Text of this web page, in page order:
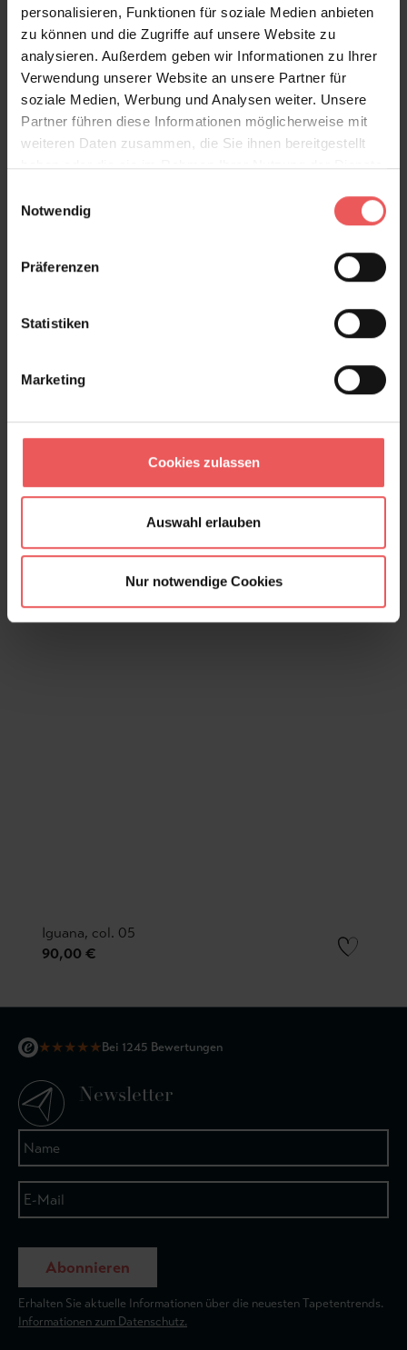
personalisieren, Funktionen für soziale Medien anbieten
zu können und die Zugriffe auf unsere Website zu
analysieren. Außerdem geben wir Informationen zu Ihrer
Verwendung unserer Website an unsere Partner für
soziale Medien, Werbung und Analysen weiter. Unsere
Partner führen diese Informationen möglicherweise mit
weiteren Daten zusammen, die Sie ihnen bereitgestellt
haben oder die sie im Rahmen Ihrer Nutzung der Dienste
Notwendig
Präferenzen
Statistiken
Marketing
Cookies zulassen
Auswahl erlauben
Nur notwendige Cookies
Produktgalerie überspringen
Varianten
113,00 €
Iguana, col. 05
90,00 €
★★★★★Bei 1245 Bewertungen
Newsletter
Abonnieren
Erhalten Sie aktuelle Informationen über die neuesten Tapetentrends.
Informationen zum Datenschutz.